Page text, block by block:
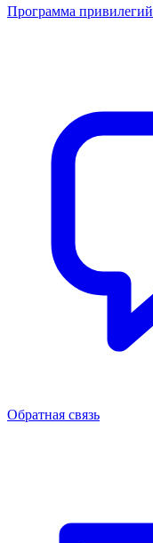
Программа привилегий
Обратная связь